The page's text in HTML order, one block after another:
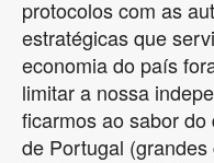
protocolos com as
estratégicas que
economia do país
limitar a nossa
ficarmos ao sabor do
de Portugal